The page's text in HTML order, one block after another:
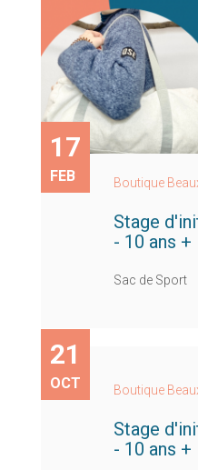
17
FEB Boutique
Stage
- 10 ans +
Sac de Sport
21
OCT Boutique
Stage
- 10 ans +